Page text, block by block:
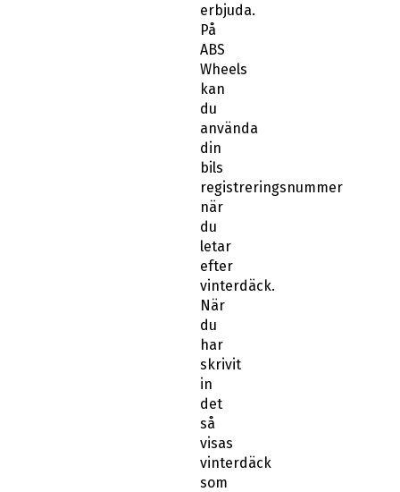
erbjuda.
På
ABS
Wheels
kan
du
använda
din
bils
registreringsnummer
när
du
letar
efter
vinterdäck.
När
du
har
skrivit
in
det
så
visas
vinterdäck
som